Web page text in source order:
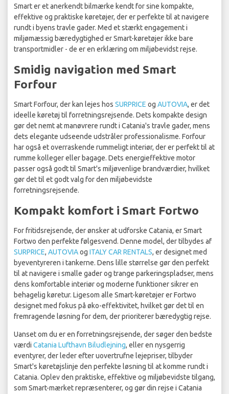
Smart er et anerkendt bilmærke kendt for sine kompakte,
effektive og praktiske køretøjer, der er perfekte til at navigere
rundt i byens travle gader. Med et stærkt engagement i
miljømæssig bæredygtighed er Smart-køretøjer ikke bare
transportmidler - de er en erklæring om miljøbevidst rejse.
Smidig navigation med Smart
Forfour
Smart Forfour, der kan lejes hos SURPRICE og AUTOVIA, er det
ideelle køretøj til forretningsrejsende. Dets kompakte design
gør det nemt at manøvrere rundt i Catania's travle gader, mens
dets elegante udseende udstråler professionalisme. Forfour
har også et overraskende rummeligt interiør, der er perfekt til at
rumme kolleger eller bagage. Dets energieffektive motor
passer også godt til Smart's miljøvenlige brandværdier, hvilket
gør det til et godt valg for den miljøbevidste
forretningsrejsende.
Kompakt komfort i Smart Fortwo
For fritidsrejsende, der ønsker at udforske Catania, er Smart
Fortwo den perfekte følgesvend. Denne model, der tilbydes af
SURPRICE, AUTOVIAog ITALY CAR RENTALS, er designet med
byeventyreren i tankerne. Dens lille størrelse gør den perfekt
til at navigere i smalle gader og trange parkeringspladser, mens
dens komfortable interiør og moderne funktioner sikrer en
behagelig køretur. Ligesom alle Smart-køretøjer er Fortwo
designet med fokus på øko-effektivitet, hvilket gør det til en
fremragende løsning for dem, der prioriterer bæredygtig rejse.
Uanset om du er en forretningsrejsende, der søger den bedste
værdi Catania Lufthavn Biludlejning, eller en nysgerrig
eventyrer, der leder efter uovertrufne lejepriser, tilbyder
Smart's køretøjslinje den perfekte løsning til at komme rundt i
Catania. Oplev den praktiske, effektive og miljøbevidste tilgang,
som Smart-mærket repræsenterer, og gør din rejse i Catania